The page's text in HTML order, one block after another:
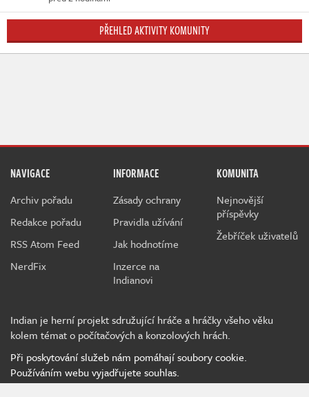
PŘEHLED AKTIVITY KOMUNITY
NAVIGACE
Archiv pořadu
Redakce pořadu
RSS Atom Feed
NerdFix
INFORMACE
Zásady ochrany
Pravidla užívání
Jak hodnotíme
Inzerce na
Indianovi
KOMUNITA
Nejnovější
příspěvky
Žebříček uživatelů
Indian je herní projekt sdružující hráče a hráčky všeho věku
kolem témat o počítačových a konzolových hrách.
Při poskytování služeb nám pomáhají soubory cookie.
Používáním webu vyjadřujete souhlas.